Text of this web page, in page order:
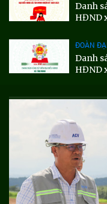
Danh
HĐND
ĐOÀN
Danh
HĐND